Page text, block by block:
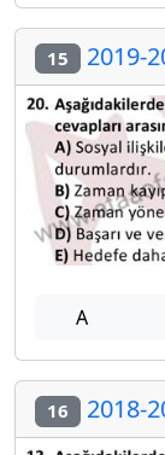
15 2019-
A
16 2018-